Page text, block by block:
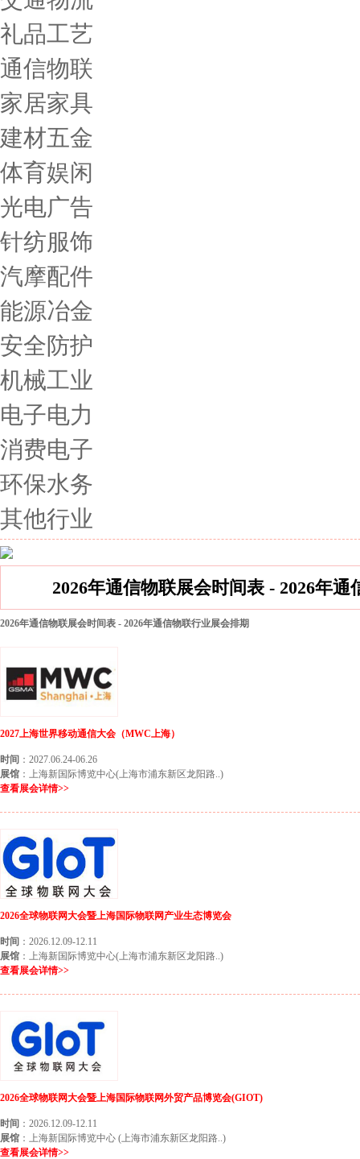
礼品工艺
通信物联
家居家具
建材五金
体育娱闲
光电广告
针纺服饰
汽摩配件
能源冶金
安全防护
机械工业
电子电力
消费电子
环保水务
其他行业
2026年通信物联展会时间表 - 2026年
2026年通信物联展会时间表 - 2026年通信物联行业展会排期
2027上海世界移动通信大会（MWC上海）
时间 ：2027.06.24-06.26
展馆 ：上海新国际博览中心(上海市浦东新区龙阳路..)
查看展会详情>>
2026全球物联网大会暨上海国际物联网产业生态博览会
时间 ：2026.12.09-12.11
展馆 ：上海新国际博览中心(上海市浦东新区龙阳路..)
查看展会详情>>
2026全球物联网大会暨上海国际物联网外贸产品博览会(GIOT)
时间 ：2026.12.09-12.11
展馆 ：上海新国际博览中心 (上海市浦东新区龙阳路..)
查看展会详情>>